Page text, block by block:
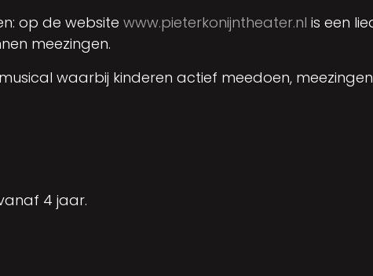
op de website www.pieterkonijntheater.nl is een
meezingen.
waarbij kinderen actief meedoen,
4 jaar.